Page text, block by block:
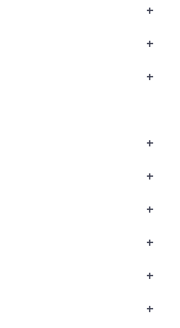
+
+
+
+
+
+
+
+
+